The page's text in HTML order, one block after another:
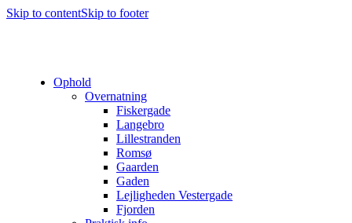
Skip to contentSkip to footer
Ophold
Overnatning
Fiskergade
Langebro
Lillestranden
Romsø
Gaarden
Gaden
Lejligheden Vestergade
Fjorden